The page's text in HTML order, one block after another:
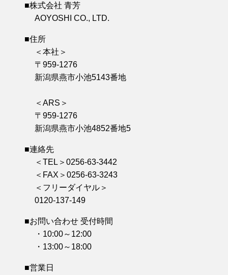
■株式会社 青芳
AOYOSHI CO., LTD.
■住所
＜本社＞
〒959-1276
新潟県燕市小池5143番地
＜ARS＞
〒959-1276
新潟県燕市小池4852番地5
■連絡先
＜TEL＞0256-63-3442
＜FAX＞0256-63-3243
＜フリーダイヤル＞
0120-137-149
■お問い合わせ 受付時間
・10:00～12:00
・13:00～18:00
■営業日